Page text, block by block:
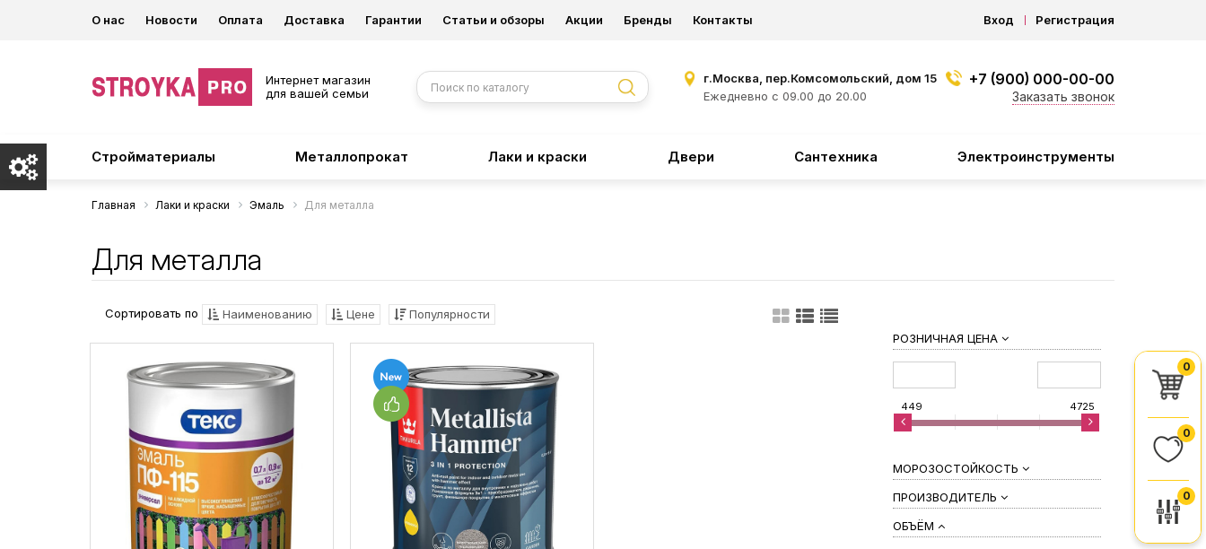
О нас Новости Оплата Доставка Гарантии Статьи и обзоры Акции Бренды Контакты Вход Регистрация
Интернет магазин
для вашей семьи
г.Москва, пер.Комсомольский, дом 15
Ежедневно с 09.00 до 20.00
+7 (900) 000-00-00
Заказать звонок
Стройматериалы Металлопрокат Лаки и краски Двери Сантехника Электроинструменты
Главная Лаки и краски Эмаль Для металла
Для металла
РОЗНИЧНАЯ ЦЕНА
449 4725
МОРОЗОСТОЙКОСТЬ
ПРОИЗВОДИТЕЛЬ
ОБЪЁМ
Сортировать по Наименованию Цене Популярности
0
0
0